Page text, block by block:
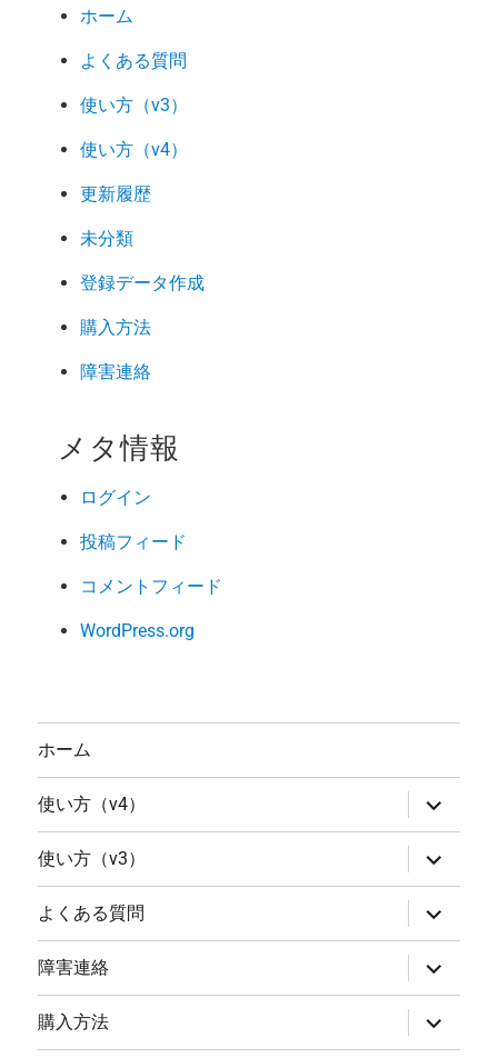
ホーム
よくある質問
使い方（v3）
使い方（v4）
更新履歴
未分類
登録データ作成
購入方法
障害連絡
メタ情報
ログイン
投稿フィード
コメントフィード
WordPress.org
ホーム
使い方（v4）
サ
ブ
メ
ニ
ュ
ー
を
展
開
使い方（v3）
サ
ブ
メ
ニ
ュ
ー
を
展
開
よくある質問
サ
ブ
メ
ニ
ュ
ー
を
展
開
障害連絡
サ
ブ
メ
ニ
ュ
ー
購入方法
サ
ブ
メ